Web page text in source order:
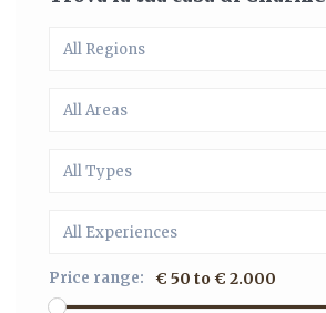
All Regions
All Areas
All Types
All Experiences
Price range: € 50 to € 2.000